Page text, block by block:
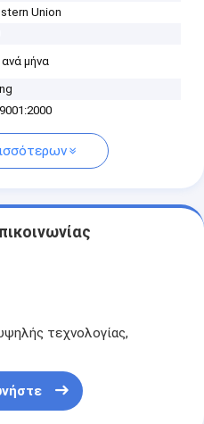
Union
μήνα
τεχνολογίας,